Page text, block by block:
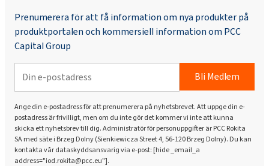
Prenumerera för att få information om nya produkter på
produktportalen och kommersiell information om PCC
Capital Group
Bli Medlem
Ange din e-postadress för att prenumerera på nyhetsbrevet. Att uppge din e-
postadress är frivilligt, men om du inte gör det kommer vi inte att kunna
skicka ett nyhetsbrev till dig. Administratör för personuppgifter är PCC Rokita
SA med säte i Brzeg Dolny (Sienkiewicza Street 4, 56-120 Brzeg Dolny). Du kan
kontakta vår dataskyddsansvarig via e-post: [hide _email_a
address="iod.rokita@pcc.eu"].